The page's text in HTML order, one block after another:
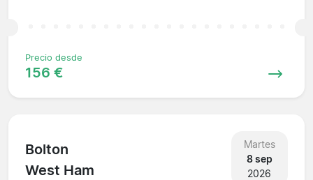
Precio desde
156 €
Bolton
West Ham
Martes
8 sep
2026